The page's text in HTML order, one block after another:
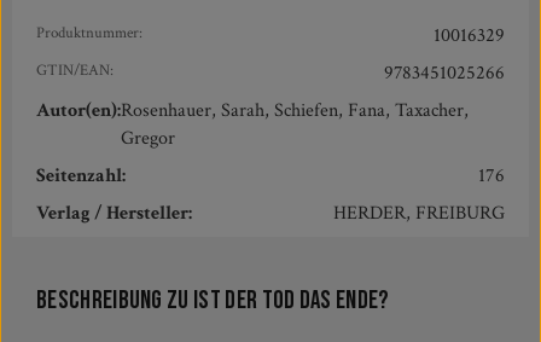
Produktnummer: 10016329
GTIN/EAN:
9783451025266
Autor(en):Rosenhauer, Sarah, Schiefen, Fana, Taxacher,
Gregor
Seitenzahl:
176
Verlag / Hersteller:
HERDER, FREIBURG
Beschreibung zu Ist der Tod das Ende?